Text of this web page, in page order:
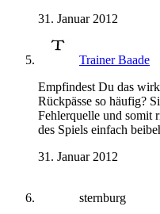
31. Januar 2012
Trainer Baade
Empfindest Du das
Rückpässe so häufig?
Fehlerquelle und somit
des Spiels einfach
31. Januar 2012
sternburg